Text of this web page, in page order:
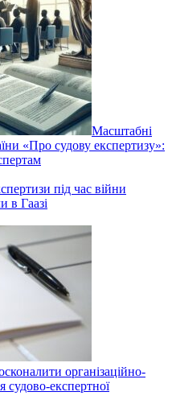
Масштабні
«Про судову експертизу»:
під час війни
в Гаазі
організаційно-
судово-експертної